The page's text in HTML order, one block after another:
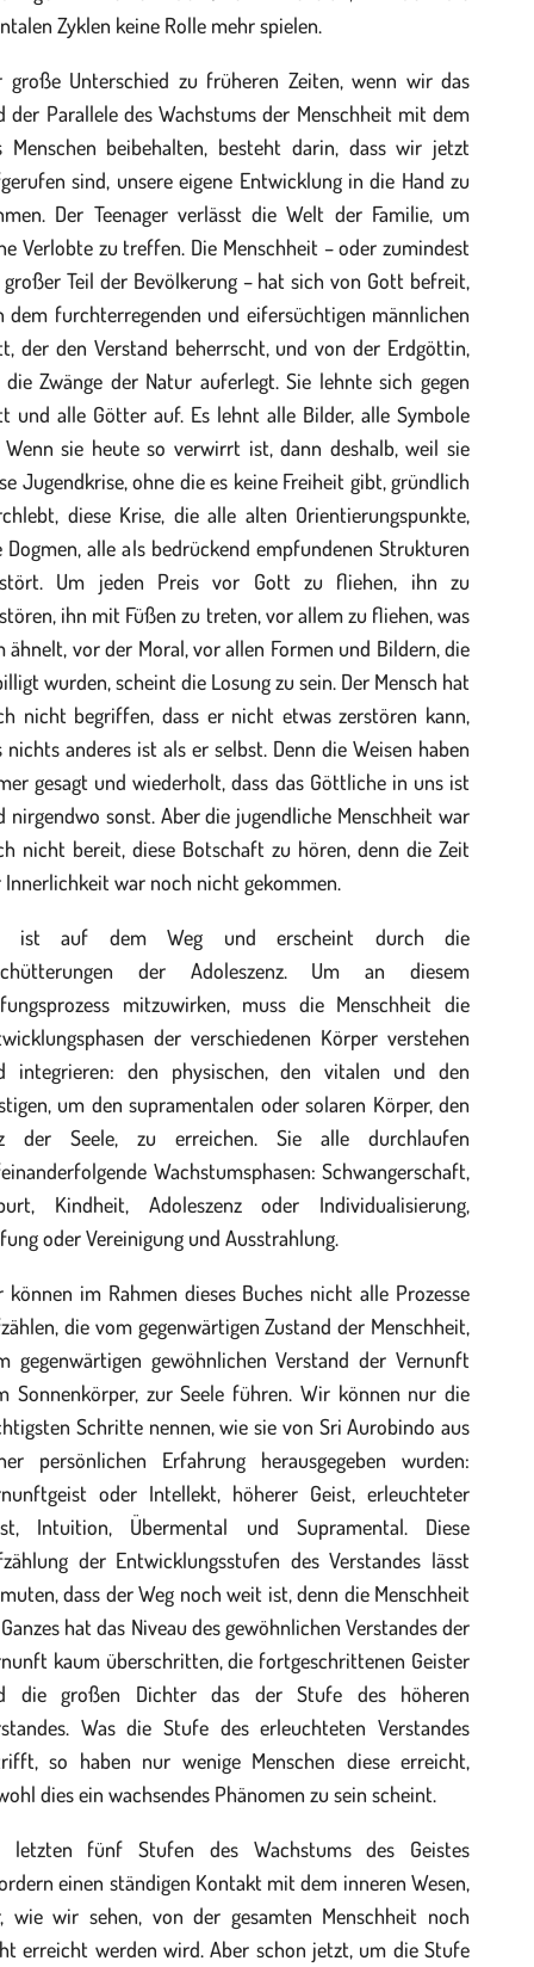
Zyklen keine Rolle mehr spielen.
große Unterschied zu früheren Zeiten, wenn wir das
der Parallele des Wachstums der Menschheit mit dem
Menschen beibehalten, besteht darin, dass wir jetzt
sind, unsere eigene Entwicklung in die Hand zu
Der Teenager verlässt die Welt der Familie, um
Verlobte zu treffen. Die Menschheit – oder zumindest
Teil der Bevölkerung – hat sich von Gott befreit,
dem furchterregenden und eifersüchtigen männlichen
der den Verstand beherrscht, und von der Erdgöttin,
die Zwänge der Natur auferlegt. Sie lehnte sich gegen
und alle Götter auf. Es lehnt alle Bilder, alle Symbole
Wenn sie heute so verwirrt ist, dann deshalb, weil sie
Jugendkrise, ohne die es keine Freiheit gibt, gründlich
diese Krise, die alle alten Orientierungspunkte,
Dogmen, alle als bedrückend empfundenen Strukturen
Um jeden Preis vor Gott zu fliehen, ihn zu
ihn mit Füßen zu treten, vor allem zu fliehen, was
ähnelt, vor der Moral, vor allen Formen und Bildern, die
wurden, scheint die Losung zu sein. Der Mensch hat
nicht begriffen, dass er nicht etwas zerstören kann,
nichts anderes ist als er selbst. Denn die Weisen haben
gesagt und wiederholt, dass das Göttliche in uns ist
nirgendwo sonst. Aber die jugendliche Menschheit war
nicht bereit, diese Botschaft zu hören, denn die Zeit
Innerlichkeit war noch nicht gekommen.
ist auf dem Weg und erscheint durch die
der Adoleszenz. Um an diesem
mitzuwirken, muss die Menschheit die
der verschiedenen Körper verstehen
integrieren: den physischen, den vitalen und den
um den supramentalen oder solaren Körper, den
der Seele, zu erreichen. Sie alle durchlaufen
Wachstumsphasen: Schwangerschaft,
Kindheit, Adoleszenz oder Individualisierung,
oder Vereinigung und Ausstrahlung.
können im Rahmen dieses Buches nicht alle Prozesse
die vom gegenwärtigen Zustand der Menschheit,
gegenwärtigen gewöhnlichen Verstand der Vernunft
Sonnenkörper, zur Seele führen. Wir können nur die
Schritte nennen, wie sie von Sri Aurobindo aus
persönlichen Erfahrung herausgegeben wurden:
oder Intellekt, höherer Geist, erleuchteter
Intuition, Übermental und Supramental. Diese
der Entwicklungsstufen des Verstandes lässt
dass der Weg noch weit ist, denn die Menschheit
hat das Niveau des gewöhnlichen Verstandes der
kaum überschritten, die fortgeschrittenen Geister
die großen Dichter das der Stufe des höheren
Was die Stufe des erleuchteten Verstandes
so haben nur wenige Menschen diese erreicht,
dies ein wachsendes Phänomen zu sein scheint.
letzten fünf Stufen des Wachstums des Geistes
einen ständigen Kontakt mit dem inneren Wesen,
wie wir sehen, von der gesamten Menschheit noch
erreicht werden wird. Aber schon jetzt, um die Stufe